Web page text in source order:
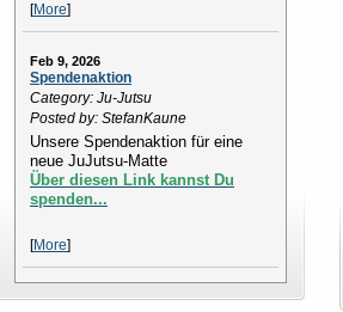
[More]
Feb 9, 2026
Spendenaktion
Category: Ju-Jutsu
Posted by: StefanKaune
Unsere Spendenaktion für eine
neue JuJutsu-Matte
Über diesen Link kannst Du
spenden...
[More]